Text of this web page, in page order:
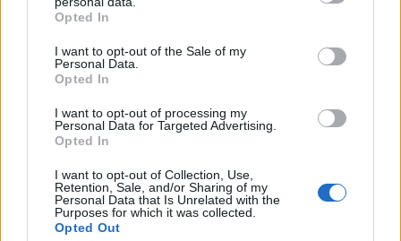
grant or deny consent to Google and its third-party tags to
use your data for below specified purposes in below Google
consent section.
Opted In
I want to opt-out of the Sale of my
Personal Data.
Opted In
I want to opt-out of processing my
Personal Data for Targeted Advertising.
Opted In
I want to opt-out of Collection, Use,
Retention, Sale, and/or Sharing of my
Personal Data that Is Unrelated with the
Purposes for which it was collected.
Opted Out
Beatriz Almeida · 6 ago 2026
FINANÇA